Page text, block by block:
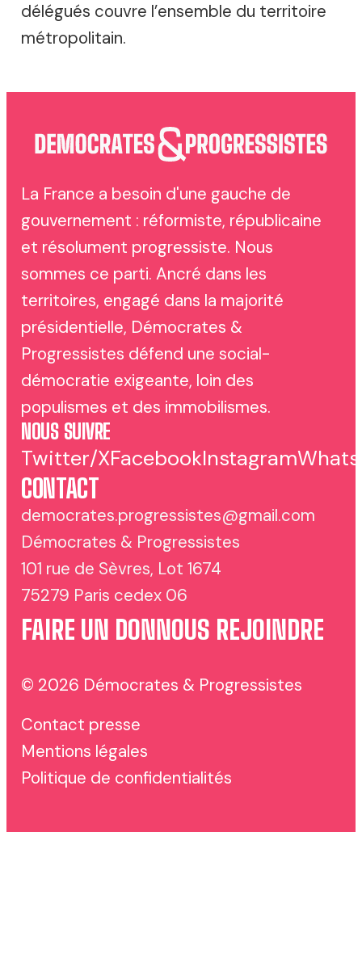
délégués couvre l’ensemble du territoire
métropolitain.
La France a besoin d'une gauche de
gouvernement : réformiste, républicaine
et résolument progressiste. Nous
sommes ce parti. Ancré dans les
territoires, engagé dans la majorité
présidentielle, Démocrates &
Progressistes défend une social-
démocratie exigeante, loin des
populismes et des immobilismes.
NOUS SUIVRE
Twitter/XFacebookInstagram
CONTACT
democrates.progressistes@gmail.com
Démocrates & Progressistes
101 rue de Sèvres, Lot 1674
75279 Paris cedex 06
FAIRE UN DON NOUS REJOINDRE
© 2026 Démocrates & Progressistes
Contact presse
Mentions légales
Politique de confidentialités